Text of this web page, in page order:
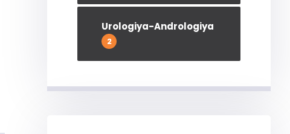
Urologiya-Andrologiya
2